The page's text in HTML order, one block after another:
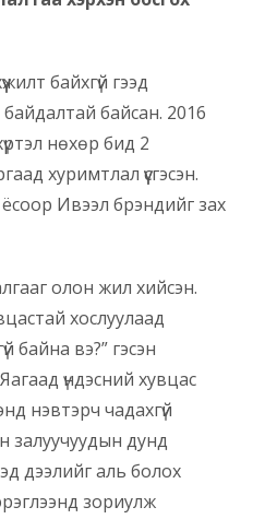
байхгүй гээд
байсан. 2016
нөхөр бид 2
хуримтлал үүсгэсэн.
Ивээл брэндийг зах
олон жил хийсэн.
хослуулаад
байна вэ?” гэсэн
үндэсний хувцас
нэвтэрч чадахгүй
залуучуудын дунд
дээлийг аль болох
зориулж